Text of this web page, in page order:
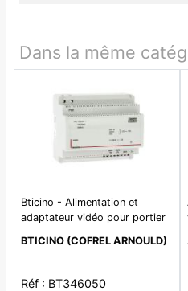
Dans la même
Bticino - Alimentation et
adaptateur vidéo pour portier
modules
BTICINO (COFREL ARNOULD)
Réf : BT346050